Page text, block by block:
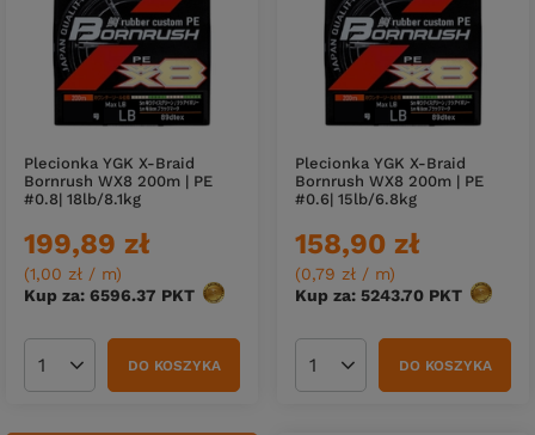
Plecionka YGK X-Braid
Bornrush WX8 200m | PE
#0.8| 18lb/8.1kg
199,89 zł
(1,00 zł / m)
Kup za: 6596.37 PKT punktów
Ilość produktówDO KOSZYKA
Plecionka YGK X-Braid
Bornrush WX8 200m | PE
#0.6| 15lb/6.8kg
158,90 zł
(0,79 zł / m)
Kup za: 5243.70 PKT
Ilość produktówDO KOSZYKA